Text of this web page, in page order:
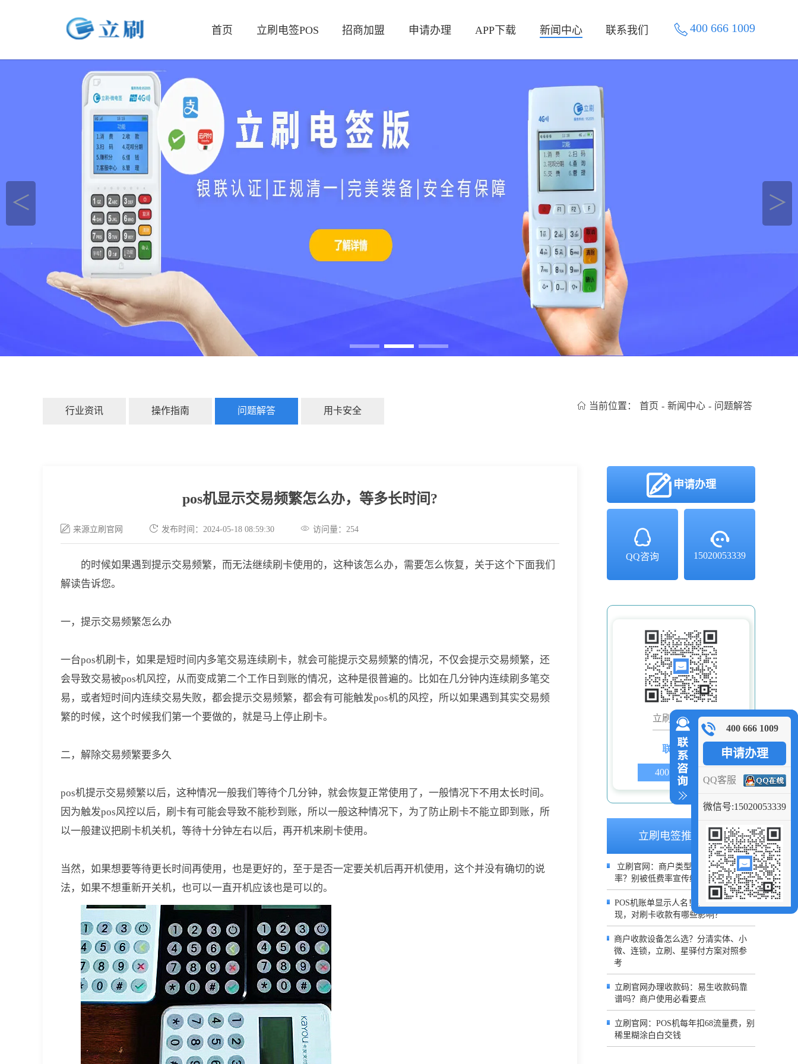
首页 立刷电签POS 招商加盟 申请办理 APP下载 新闻中心 联系我们 400 666 1009
＜ ＞
行业资讯 操作指南 问题解答 用卡安全 当前位置： 首页 - 新闻中心 - 问题解答
pos机显示交易频繁怎么办，等多长时间?
来源立刷官网 发布时间：2024-05-18 08:59:30 访问量： 254
的时候如果遇到提示交易频繁，而无法继续刷卡使用的，这种该怎么办，需要怎么恢复，关于这个下面我们
解读告诉您。
一，提示交易频繁怎么办
一台pos机刷卡，如果是短时间内多笔交易连续刷卡，就会可能提示交易频繁的情况，不仅会提示交易频繁，还
会导致交易被pos机风控，从而变成第二个工作日到账的情况，这种是很普遍的。比如在几分钟内连续刷多笔交
易，或者短时间内连续交易失败，都会提示交易频繁，都会有可能触发pos机的风控，所以如果遇到其实交易频
繁的时候，这个时候我们第一个要做的，就是马上停止刷卡。
二，解除交易频繁要多久
pos机提示交易频繁以后，这种情况一般我们等待个几分钟，就会恢复正常使用了，一般情况下不用太长时间。
因为触发pos风控以后，刷卡有可能会导致不能秒到账，所以一般这种情况下，为了防止刷卡不能立即到账，所
以一般建议把刷卡机关机，等待十分钟左右以后，再开机来刷卡使用。
当然，如果想要等待更长时间再使用，也是更好的，至于是否一定要关机后再开机使用，这个并没有确切的说
法，如果不想重新开关机，也可以一直开机应该也是可以的。
申请办理
QQ咨询 15020053339
立刷微信客服
联系电话
400 666 1009
立刷电签推荐文章
立刷官网：商户类型决定POS机费
率？别被低费率宣传给蒙蔽了
POS机账单显示人名！哪类入网会出
现，对刷卡收款有哪些影响？
商户收款设备怎么选？分清实体、小
微、连锁，立刷、星驿付方案对照参
考
立刷官网办理收款码：易生收款码靠
谱吗？商户使用必看要点
立刷官网：POS机每年扣68流量费，别
稀里糊涂白白交钱
400 666 1009
申请办理
QQ客服
微信号:15020053339